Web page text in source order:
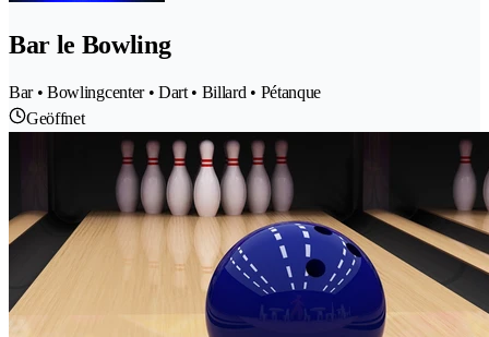
Bar le Bowling
Bar • Bowlingcenter • Dart • Billard • Pétanque
Geöffnet